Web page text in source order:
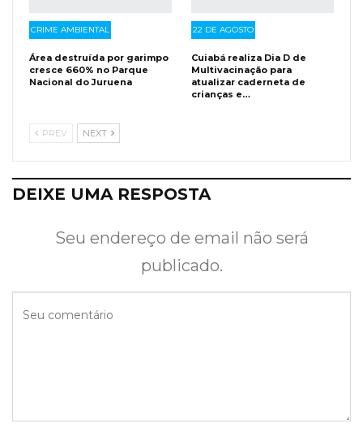
CRIME AMBIENTAL
Área destruída por garimpo
cresce 660% no Parque
Nacional do Juruena
22 DE AGOSTO
Cuiabá realiza Dia D de
Multivacinação para
atualizar caderneta de
crianças e…
PREV NEXT
DEIXE UMA RESPOSTA
Seu endereço de email não será
publicado.